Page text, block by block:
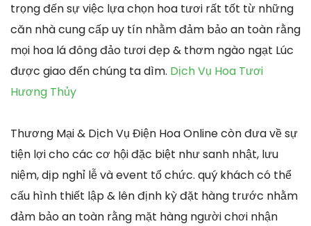
trọng đến sự việc lựa chọn hoa tươi rất tốt từ những
căn nhà cung cấp uy tín nhằm đảm bảo an toàn rằng
mọi hoa lá đông đảo tươi đẹp & thơm ngào ngạt Lúc
được giao đến chúng ta dìm. Dịch Vụ Hoa Tươi
Hương Thủy
Thương Mại & Dịch Vụ Điện Hoa Online còn đưa về sự
tiện lợi cho các cơ hội đặc biệt như sanh nhật, lưu
niệm, dịp nghỉ lễ và event tổ chức. quý khách có thể
cấu hình thiết lập & lên định kỳ đặt hàng trước nhằm
đảm bảo an toàn rằng mặt hàng người chơi nhận